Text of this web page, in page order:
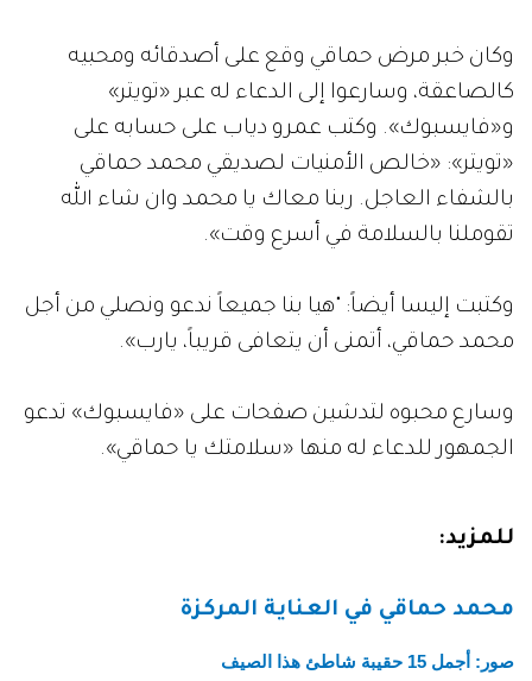
وكان خبر مرض حماقي وقع على أصدقائه ومحبيه
كالصاعقة، وسارعوا إلى الدعاء له عبر «تويتر»
و«فايسبوك». وكتب عمرو دياب على حسابه على
«تويتر»: «خالص الأمنيات لصديقي محمد حماقي
بالشفاء العاجل. ربنا معاك يا محمد وان شاء الله
تقوملنا بالسلامة في أسرع وقت».
وكتبت إليسا أيضاً: "هيا بنا جميعاً ندعو ونصلي من أجل
محمد حماقي، أتمنى أن يتعافى قريباً، يارب».
وسارع محبوه لتدشين صفحات على «فايسبوك» تدعو
الجمهور للدعاء له منها «سلامتك يا حماقي».
للمزيد:
محمد حماقي في العناية المركزة
صور: أجمل 15 حقيبة شاطئ هذا الصيف